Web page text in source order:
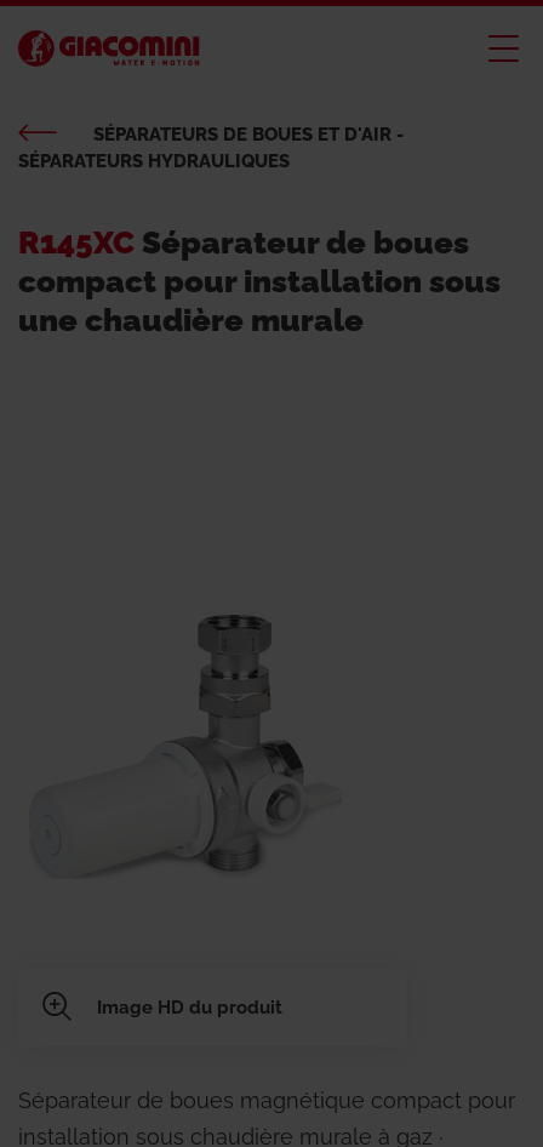
SÉPARATEURS DE BOUES ET D'AIR -
SÉPARATEURS HYDRAULIQUES
R145XC Séparateur de boues
compact pour installation sous
une chaudière murale
Image HD du produit
Séparateur de boues magnétique compact pour
installation sous chaudière murale à gaz ∙